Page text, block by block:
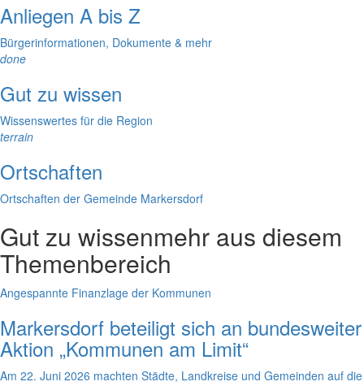
Anliegen A bis Z
Bürgerinformationen, Dokumente & mehr
done
Gut zu wissen
Wissenswertes für die Region
terrain
Ortschaften
Ortschaften der Gemeinde Markersdorf
Gut zu wissenmehr aus diesem
Themenbereich
Angespannte Finanzlage der Kommunen
Markersdorf beteiligt sich an bundesweiter
Aktion „Kommunen am Limit“
Am 22. Juni 2026 machten Städte, Landkreise und Gemeinden auf die